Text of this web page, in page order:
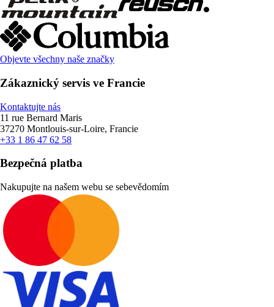
Objevte všechny naše značky
Zákaznický servis ve Francie
Kontaktujte nás
11 rue Bernard Maris
37270 Montlouis-sur-Loire, Francie
+33 1 86 47 62 58
Bezpečná platba
Nakupujte na našem webu se sebevědomím